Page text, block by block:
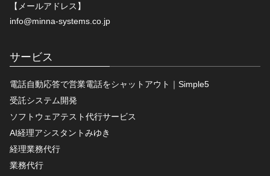
【メールアドレス】
info@minna-systems.co.jp
サービス
電話自動応答で営業電話をシャットアウト｜Simple5
受託システム開発
ソフトウェアテスト代行サービス
AI経理アシスタントみゆき
経理業務代行
業務代行